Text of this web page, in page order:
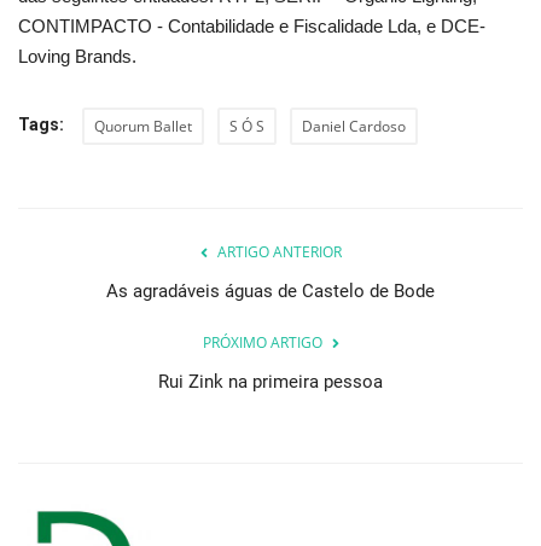
CONTIMPACTO - Contabilidade e Fiscalidade Lda, e DCE-
Loving Brands.
Tags: Quorum Ballet S Ó S Daniel Cardoso
ARTIGO ANTERIOR
As agradáveis águas de Castelo de Bode
PRÓXIMO ARTIGO
Rui Zink na primeira pessoa